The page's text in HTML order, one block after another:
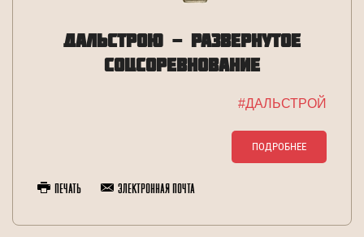
ДАЛЬСТРОЮ - РАЗВЕРНУТОЕ
СОЦСОРЕВНОВАНИЕ
#ДАЛЬСТРОЙ
ПОДРОБНЕЕ
Печать Электронная почта